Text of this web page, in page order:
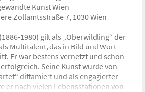
aktuell/aktuell_detail?
Kunst Wien
Zollamtsstraße 7, 1030 Wien
1980) gilt als „Oberwildling“ der
Multitalent, das in Bild und Wort
Er war bestens vernetzt und schon
Seine Kunst wurde von
diffamiert und als engagierter
er nach vielen Lebensstationen von